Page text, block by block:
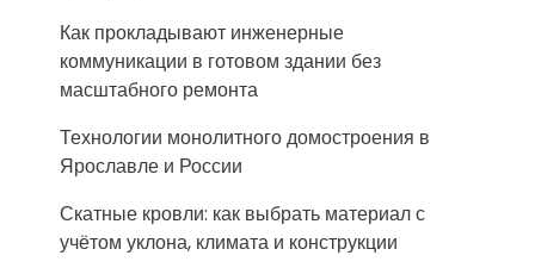
Как прокладывают инженерные
коммуникации в готовом здании без
масштабного ремонта
Технологии монолитного домостроения в
Ярославле и России
Скатные кровли: как выбрать материал с
учётом уклона, климата и конструкции